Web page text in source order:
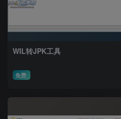
WIL转JPK工具
免费